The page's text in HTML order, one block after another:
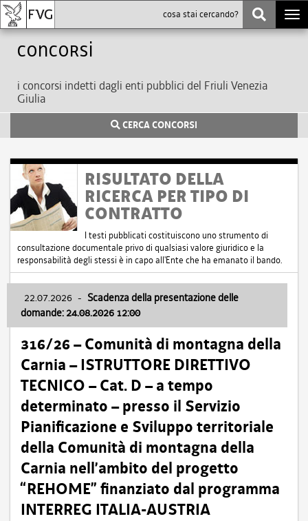
Concorsi
i concorsi indetti dagli enti pubblici del Friuli Venezia
Giulia
CERCA CONCORSI
RISULTATO DELLA
RICERCA PER TIPO DI
CONTRATTO
I testi pubblicati costituiscono uno strumento di
consultazione documentale privo di qualsiasi valore giuridico e la
responsabilità degli stessi è in capo all'Ente che ha emanato il bando.
22.07.2026 - Scadenza della presentazione delle
domande: 24.08.2026 12:00
316/26 – Comunità di montagna della
Carnia – ISTRUTTORE DIRETTIVO
TECNICO – Cat. D – a tempo
determinato – presso il Servizio
Pianificazione e Sviluppo territoriale
della Comunità di montagna della
Carnia nell’ambito del progetto
“REHOME” finanziato dal programma
INTERREG ITALIA-AUSTRIA